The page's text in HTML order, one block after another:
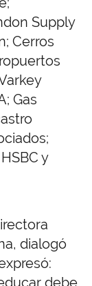
Supply
Cerros
Gas
y
dialogó
debe